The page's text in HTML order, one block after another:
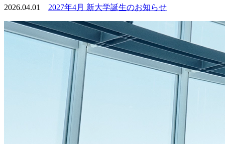
2026.04.01 2027年4月 新大学誕生のお知らせ